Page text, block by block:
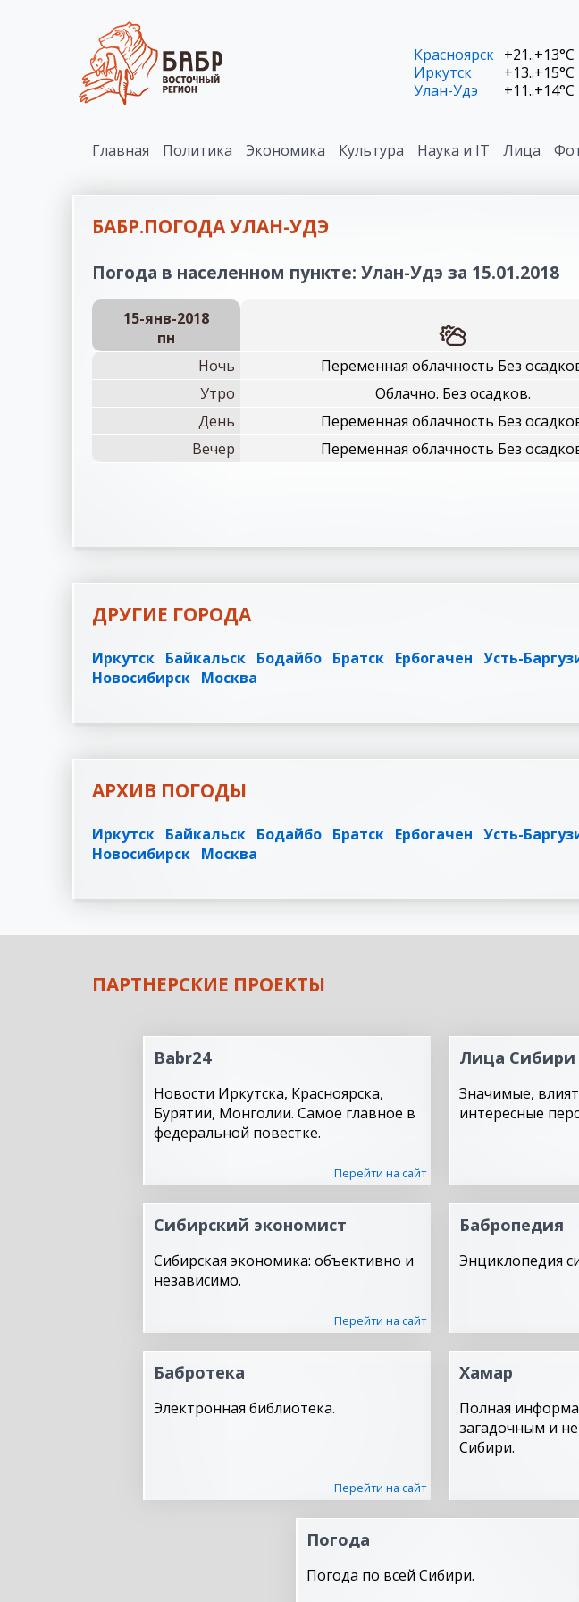
Красноярск +21..+13°C
Иркутск
+13..+15°C
Улан-Удэ
+11..+14°C
Главная Политика Экономика Культура Наука и IT Лица
БАБР.ПОГОДА УЛАН-УДЭ
Погода в населенном пункте: Улан-Удэ за 15.01.2018
15-янв-2018
пн
Ночь
Переменная облачность Без
Утро
Облачно. Без осадков.
День
Переменная облачность Без
Вечер
Переменная облачность Без
ДРУГИЕ ГОРОДА
Иркутск Байкальск Бодайбо Братск Ербогачен Усть-
Новосибирск Москва
АРХИВ ПОГОДЫ
Иркутск Байкальск Бодайбо Братск Ербогачен Усть-
Новосибирск Москва
ПАРТНЕРСКИЕ ПРОЕКТЫ
Babr24
Новости Иркутска, Красноярска,
Бурятии, Монголии. Самое главное в
федеральной повестке.
Перейти на сайт
Лица Сибири
Значимые,
интересные
Сибирский экономист
Сибирская экономика: объективно и
независимо.
Перейти на сайт
Бабропедия
Энциклопедия
Бабротека
Электронная библиотека.
Перейти на сайт
Хамар
Полная
загадочным и
Сибири.
Погода
Погода по всей Сибири.